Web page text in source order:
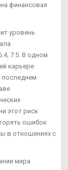
финансовая
уровень
7:5. В одном
карьере
последнем
этот риск
ошибок
в отношениях с
мира